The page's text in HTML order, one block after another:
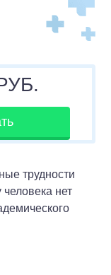
трудности
нет